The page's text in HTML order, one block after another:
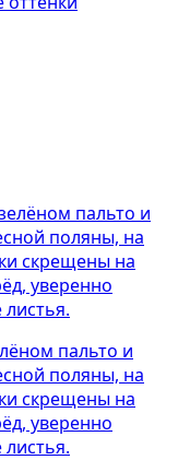
пальто и
поляны, на
скрещены на
уверенно